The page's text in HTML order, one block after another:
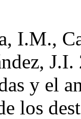
I.M.,
y el
los